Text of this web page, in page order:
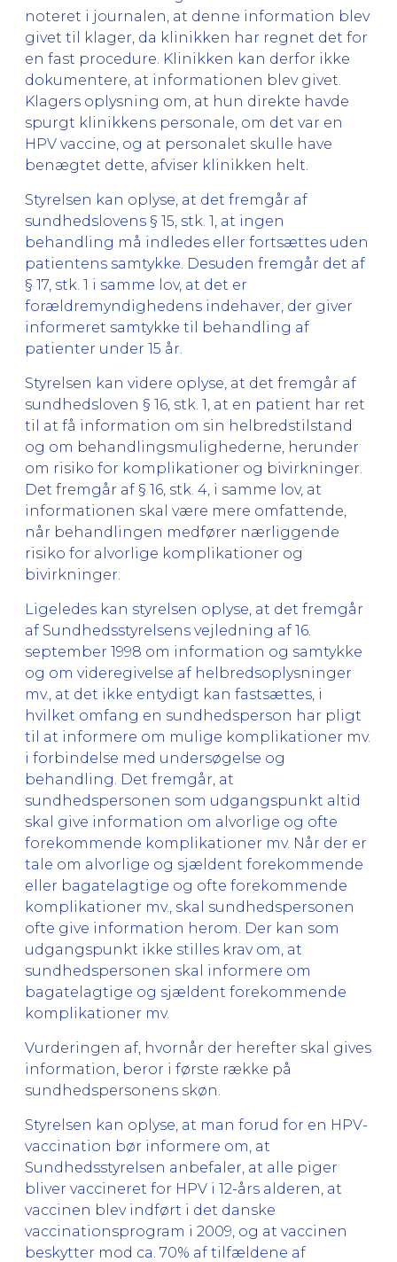
noteret i journalen, at denne information blev
givet til klager, da klinikken har regnet det for
en fast procedure. Klinikken kan derfor ikke
dokumentere, at informationen blev givet.
Klagers oplysning om, at hun direkte havde
spurgt klinikkens personale, om det var en
HPV vaccine, og at personalet skulle have
benægtet dette, afviser klinikken helt.
Styrelsen kan oplyse, at det fremgår af
sundhedslovens § 15, stk. 1, at ingen
behandling må indledes eller fortsættes uden
patientens samtykke. Desuden fremgår det af
§ 17, stk. 1 i samme lov, at det er
forældremyndighedens indehaver, der giver
informeret samtykke til behandling af
patienter under 15 år.
Styrelsen kan videre oplyse, at det fremgår af
sundhedsloven § 16, stk. 1, at en patient har ret
til at få information om sin helbredstilstand
og om behandlingsmulighederne, herunder
om risiko for komplikationer og bivirkninger.
Det fremgår af § 16, stk. 4, i samme lov, at
informationen skal være mere omfattende,
når behandlingen medfører nærliggende
risiko for alvorlige komplikationer og
bivirkninger.
Ligeledes kan styrelsen oplyse, at det fremgår
af Sundhedsstyrelsens vejledning af 16.
september 1998 om information og samtykke
og om videregivelse af helbredsoplysninger
mv., at det ikke entydigt kan fastsættes, i
hvilket omfang en sundhedsperson har pligt
til at informere om mulige komplikationer mv.
i forbindelse med undersøgelse og
behandling. Det fremgår, at
sundhedspersonen som udgangspunkt altid
skal give information om alvorlige og ofte
forekommende komplikationer mv. Når der er
tale om alvorlige og sjældent forekommende
eller bagatelagtige og ofte forekommende
komplikationer mv., skal sundhedspersonen
ofte give information herom. Der kan som
udgangspunkt ikke stilles krav om, at
sundhedspersonen skal informere om
bagatelagtige og sjældent forekommende
komplikationer mv.
Vurderingen af, hvornår der herefter skal gives
information, beror i første række på
sundhedspersonens skøn.
Styrelsen kan oplyse, at man forud for en HPV-
vaccination bør informere om, at
Sundhedsstyrelsen anbefaler, at alle piger
bliver vaccineret for HPV i 12-års alderen, at
vaccinen blev indført i det danske
vaccinationsprogram i 2009, og at vaccinen
beskytter mod ca. 70% af tilfældene af